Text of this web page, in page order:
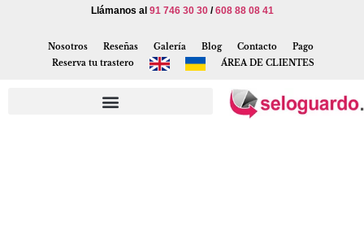
Llámanos al 91 746 30 30/608 88 08 41
Nosotros Reseñas Galería Blog Contacto
Pago
Reserva tu trastero
ÁREA DE CLIENTES